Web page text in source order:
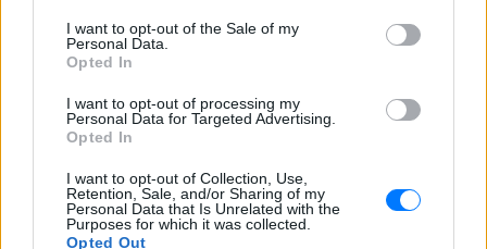
I want to opt-out of the Sale of my
Personal Data.
Opted In
I want to opt-out of processing my
Personal Data for Targeted Advertising.
Opted In
I want to opt-out of Collection, Use,
Retention, Sale, and/or Sharing of my
Personal Data that Is Unrelated with the
Purposes for which it was collected.
Opted Out
ΣΤΗΝ ΙΔΙΑ ΚΑΤΗΓΟΡΙΑ
Δεκαπενταύγουστος: Πώς
ΕΛΛΆΔΑ ΣΉΜΕΡΑ
Διευκρινίσεις για την αμοιβή των
εργαζομένων του ιδιωτικού τομέα την